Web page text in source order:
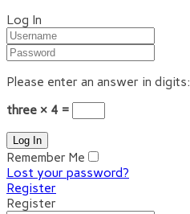
Log In
Please enter an answer in digits:
three × 4 =
Remember Me
Lost your password?
Register
Register